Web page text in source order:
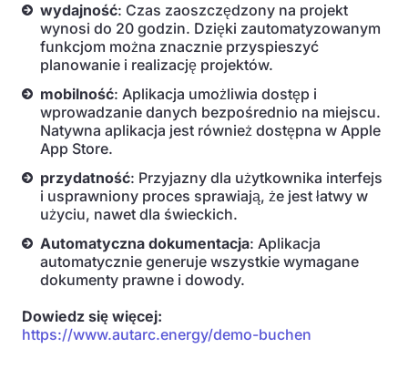
wydajność: Czas zaoszczędzony na projekt
wynosi do 20 godzin. Dzięki zautomatyzowanym
funkcjom można znacznie przyspieszyć
planowanie i realizację projektów.
mobilność: Aplikacja umożliwia dostęp i
wprowadzanie danych bezpośrednio na miejscu.
Natywna aplikacja jest również dostępna w Apple
App Store.
przydatność: Przyjazny dla użytkownika interfejs
i usprawniony proces sprawiają, że jest łatwy w
użyciu, nawet dla świeckich.
Automatyczna dokumentacja: Aplikacja
automatycznie generuje wszystkie wymagane
dokumenty prawne i dowody.
Dowiedz się więcej:
https://www.autarc.energy/demo-buchen